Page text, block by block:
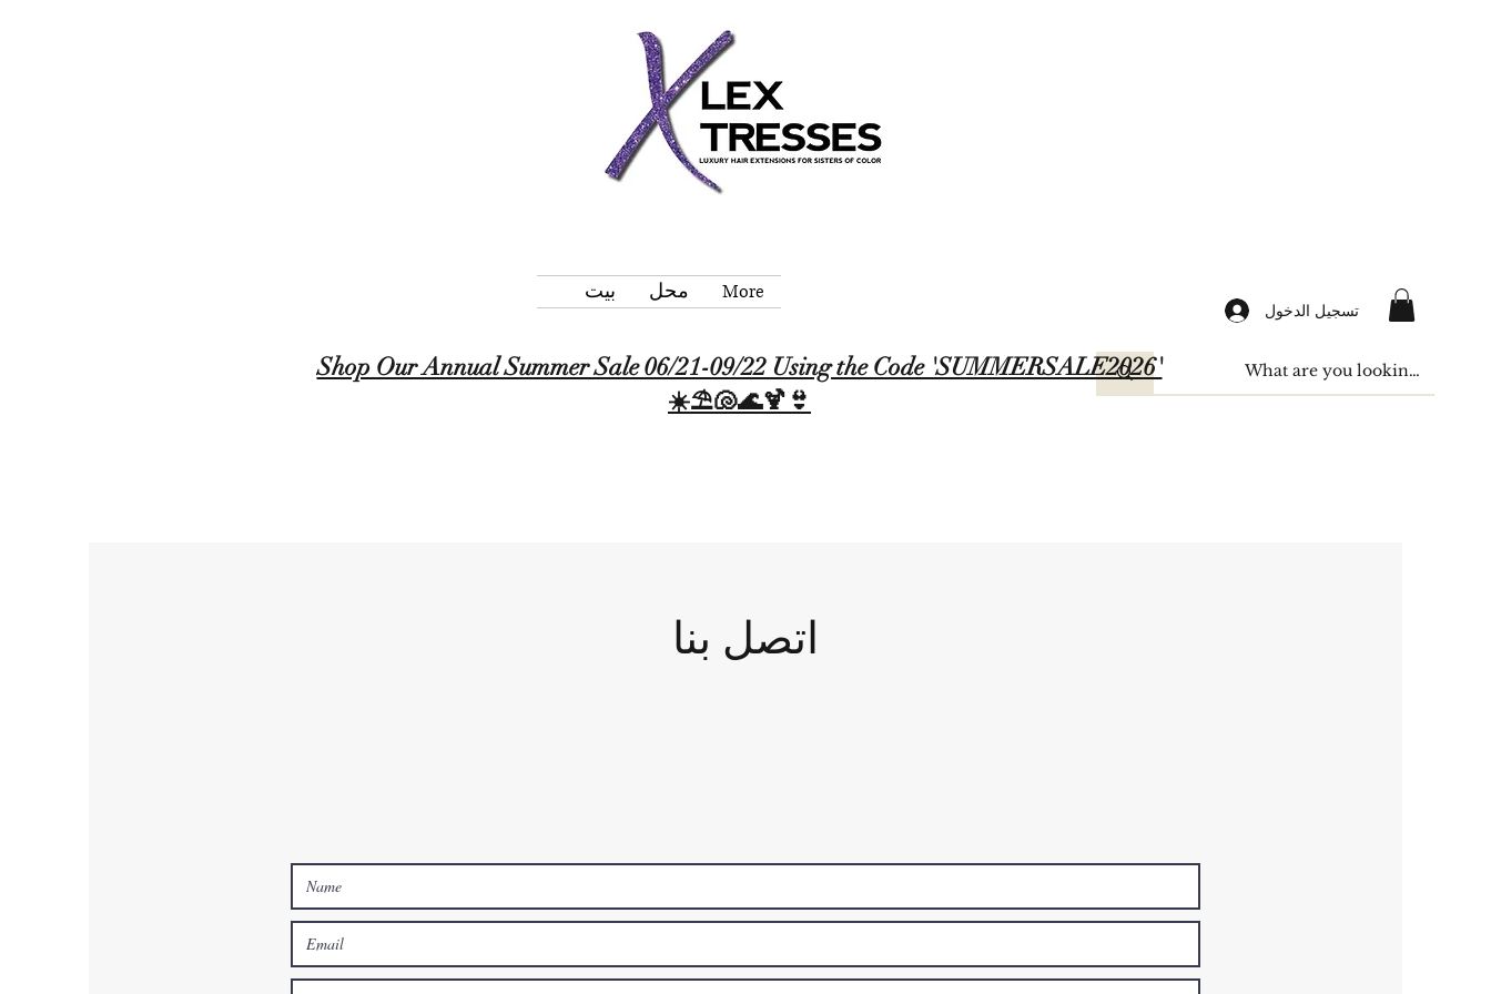
بيت محل More
تسجيل الدخول
Shop Our Annual Summer Sale 06/21-09/22 Using the Code 'SUMMERSALE2026'
☀️⛱️🐚🌊🍹👙
اتصل بنا